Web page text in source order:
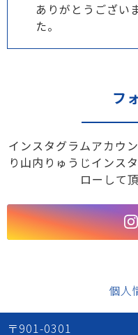
ありがとうござい
た。
フ
インスタグラムアカウ
り山内りゅうじインス
ローして
個人
〒901-0301